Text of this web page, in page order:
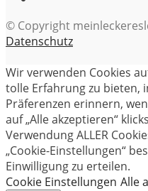
© Copyright
Datenschutz
Wir verwenden Cookies
tolle Erfahrung zu bieten,
Präferenzen erinnern,
auf „Alle akzeptieren“
Verwendung ALLER
„Cookie-Einstellungen“
Einwilligung zu erteilen.
Cookie Einstellungen Alle